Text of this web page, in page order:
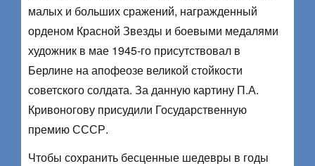
малых и больших сражений, награжденный
орденом Красной Звезды и боевыми медалями
художник в мае 1945-го присутствовал в
Берлине на апофеозе великой стойкости
советского солдата. За данную картину П.А.
Кривоногову присудили Государственную
премию СССР.
Чтобы сохранить бесценные шедевры в годы